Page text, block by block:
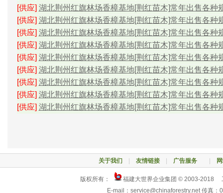
[供应] 湖北荆州红旗林场香樟基地[荆红苗木]常年出售各种
[供应] 湖北荆州红旗林场香樟基地[荆红苗木]常年出售各种
[供应] 湖北荆州红旗林场香樟基地[荆红苗木]常年出售各种
[供应] 湖北荆州红旗林场香樟基地[荆红苗木]常年出售各种
[供应] 湖北荆州红旗林场香樟基地[荆红苗木]常年出售各种
[供应] 湖北荆州红旗林场香樟基地[荆红苗木]常年出售各种
[供应] 湖北荆州红旗林场香樟基地[荆红苗木]常年出售各种
[供应] 湖北荆州红旗林场香樟基地[荆红苗木]常年出售各种
[供应] 湖北荆州红旗林场香樟基地[荆红苗木]常年出售各种
关于我们 友情链接| 广告服务
版权所有：
福建大世界企业集团 © 2003-2018
E-mail：service@chinaforestry.net 传真